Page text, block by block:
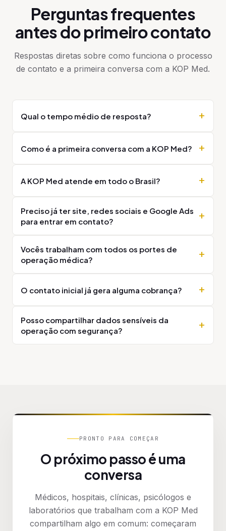
Perguntas frequentes
antes do primeiro contato
Respostas diretas sobre como funciona o processo
de contato e a primeira conversa com a KOP Med.
Qual o tempo médio de resposta?
Como é a primeira conversa com a KOP Med?
A KOP Med atende em todo o Brasil?
Preciso já ter site, redes sociais e Google Ads
para entrar em contato?
Vocês trabalham com todos os portes de
operação médica?
O contato inicial já gera alguma cobrança?
Posso compartilhar dados sensíveis da
operação com segurança?
PRONTO PARA COMEÇAR
O próximo passo é uma
conversa
Médicos, hospitais, clínicas, psicólogos e
laboratórios que trabalham com a KOP Med
compartilham algo em comum: começaram